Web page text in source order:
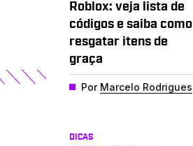
Roblox: veja lista de
códigos e saiba como
resgatar itens de
graça
Por Marcelo Rodrigues
DICAS